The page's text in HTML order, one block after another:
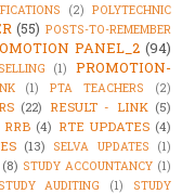
(2) POLYTECHNIC
(55) POSTS-TO-REMEMBER
PANEL_2 (94)
(1)
PROMOTION-
(1) PTA TEACHERS
(2)
(22) RESULT - LINK (5)
RRB (4) RTE UPDATES (4)
(13) SELVA UPDATES
(1)
(8) STUDY ACCOUNTANCY (1)
STUDY AUDITING (1)
STUDY